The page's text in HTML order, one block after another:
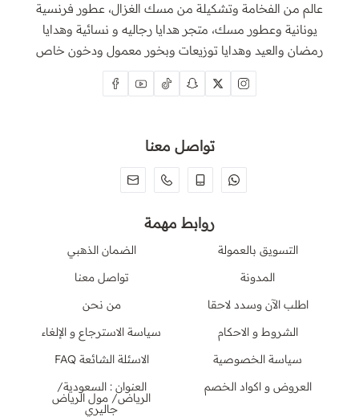
عالم من الفخامة وتشكيلة من مسك الغزال، عطور فرنسية
يونانية وعطور مسك، متجر هدايا رجاليه و نسائية وهدايا
رمضان والعيد وهدايا توزيعات وبخور معمول ودخون خاص
تواصل معنا
روابط مهمة
التسويق بالعمولة
الضمان الذهبي
المدونة
تواصل معنا
اطلب الآن وسدد لاحقا
من نحن
الشروط و الاحكام
سياسة الاسترجاع و الإلغاء
سياسة الخصوصية
الاسئلة الشائعة FAQ
العروض و اكواد الخصم
العنوان : السعودية/
الرياض/ مول الرياض
جاليري